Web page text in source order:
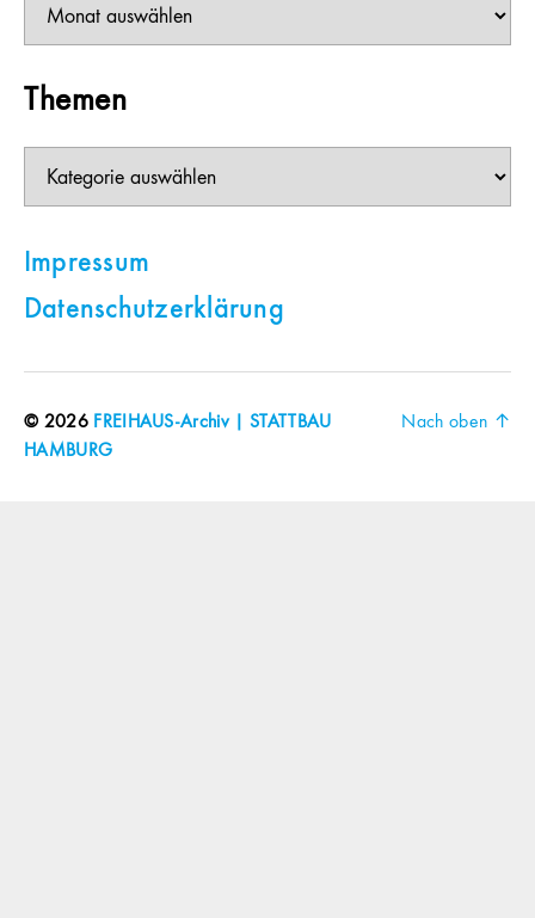
Themen
Impressum
Datenschutzerklärung
© 2026 FREIHAUS-Archiv | STATTBAU
HAMBURG
Nach oben ↑